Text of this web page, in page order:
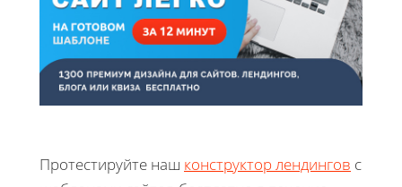
Протестируйте наш конструктор лендингов с